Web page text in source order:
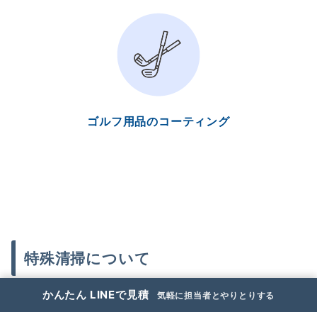
ゴルフ用品のコーティング
特殊清掃について
かんたん LINEで見積 気軽に担当者とやりとりする